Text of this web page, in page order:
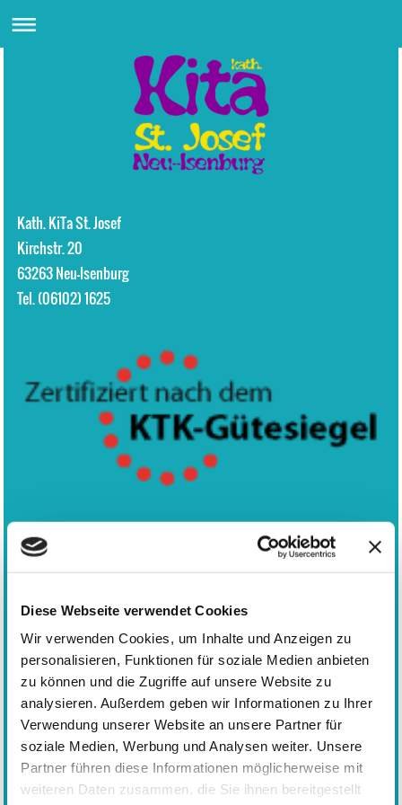
Diese Webseite verwendet Cookies
Wir verwenden Cookies, um Inhalte und Anzeigen zu
personalisieren, Funktionen für soziale Medien anbieten
zu können und die Zugriffe auf unsere Website zu
analysieren. Außerdem geben wir Informationen zu Ihrer
Verwendung unserer Website an unsere Partner für
soziale Medien, Werbung und Analysen weiter. Unsere
Partner führen diese Informationen möglicherweise mit
weiteren Daten zusammen, die Sie ihnen bereitgestellt
Kath. KiTa St. Josef
Kirchstr.20
63263Neu-Isenburg
Tel. (06102) 1625
Nutzen Sie auch gerne direkt unser Kontaktformular.
Kita-Anmeldung